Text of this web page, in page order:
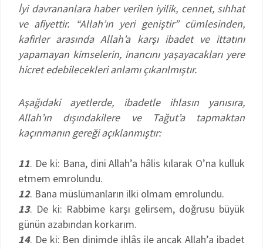
İyi davrananlara haber verilen iyilik, cennet, sıhhat
ve afiyettir. “Allah’ın yeri geniştir” cümlesinden,
kafirler arasında Allah’a karşı ibadet ve ittatını
yapamayan kimselerin, inancını yaşayacakları yere
hicret edebilecekleri anlamı çıkarılmıştır.
Aşağıdaki ayetlerde, ibadetle ihlasın yanısıra,
Allah’ın dışındakilere ve Tağut’a tapmaktan
kaçınmanın gereği açıklanmıştır:
11. De ki: Bana, dini Allah’a hâlis kılarak O’na kulluk
etmem emrolundu.
12. Bana müslümanların ilki olmam emrolundu.
13. De ki: Rabbime karşı gelirsem, doğrusu büyük
günün azabından korkarım.
14. De ki: Ben dinimde ihlâs ile ancak Allah’a ibadet